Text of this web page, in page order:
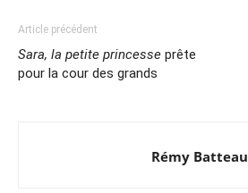
Article précédent
Sara, la petite princesse prête
pour la cour des grands
Rémy